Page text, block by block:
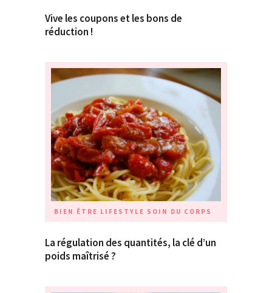
Vive les coupons et les bons de
réduction !
BIEN ÊTRE LIFESTYLE SOIN DU CORPS
La régulation des quantités, la clé d’un
poids maîtrisé ?